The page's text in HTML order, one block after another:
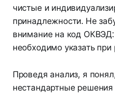
чистые и
принадлежности. Не
внимание на код ОКВЭД:
необходимо указать при
Проведя анализ, я
нестандартные